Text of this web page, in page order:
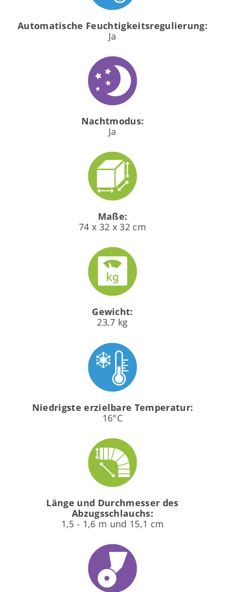
Automatische Feuchtigkeitsregulierung:
Ja
Nachtmodus:
Ja
Maße:
74 x 32 x 32 cm
Gewicht:
23,7 kg
Niedrigste erzielbare Temperatur:
16°C
Länge und Durchmesser des
Abzugsschlauchs:
1,5 - 1,6 m und 15,1 cm